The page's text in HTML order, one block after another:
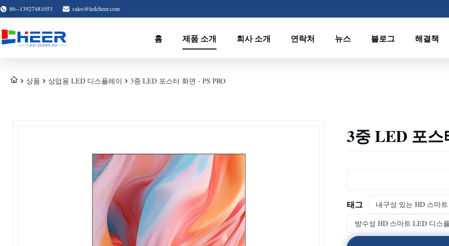
86--13927481053 sales@ledcheer.com
홈 제품 소개 회사 소개 연락처 뉴스 블로그 해결책
상품 상업용 LED 디스플레이 3중 LED 포스터 화면 - PS PRO
3중 LED 포스
태그 내구성 있는 HD 스마
방수성 HD 스마트 LED 디스